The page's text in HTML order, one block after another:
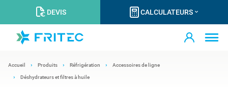
DEVIS CALCULATEURS
Accueil Produits Réfrigération Accessoires de ligne
Déshydrateurs et filtres à huile